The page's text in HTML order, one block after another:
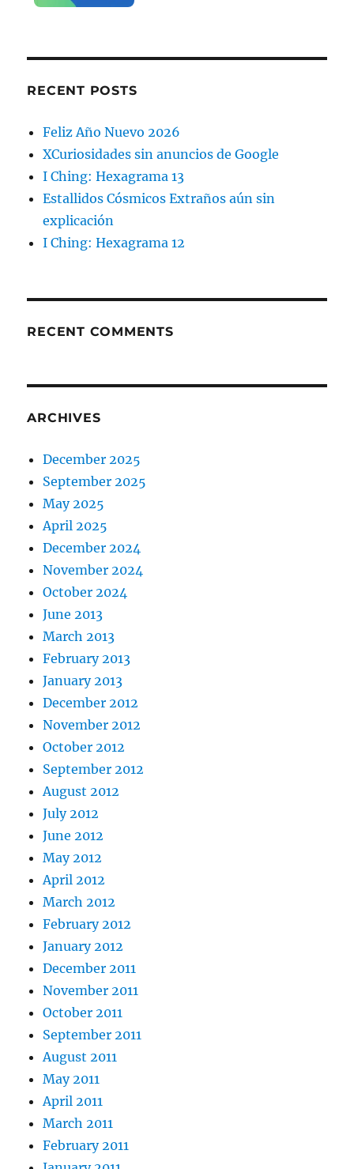
RECENT POSTS
Feliz Año Nuevo 2026
XCuriosidades sin anuncios de Google
I Ching: Hexagrama 13
Estallidos Cósmicos Extraños aún sin
explicación
I Ching: Hexagrama 12
RECENT COMMENTS
ARCHIVES
December 2025
September 2025
May 2025
April 2025
December 2024
November 2024
October 2024
June 2013
March 2013
February 2013
January 2013
December 2012
November 2012
October 2012
September 2012
August 2012
July 2012
June 2012
May 2012
April 2012
March 2012
February 2012
January 2012
December 2011
November 2011
October 2011
September 2011
August 2011
May 2011
April 2011
March 2011
February 2011